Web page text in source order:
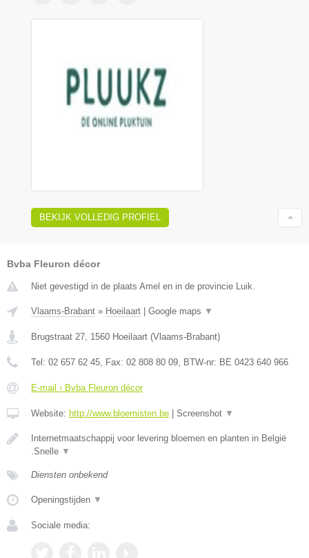
BEKIJK VOLLEDIG PROFIEL
Bvba Fleuron décor
Niet gevestigd in de plaats Amel en in de provincie Luik.
Vlaams-Brabant » Hoeilaart Google maps ▼
Brugstraat 27, 1560 Hoeilaart (Vlaams-Brabant)
Tel: 02 657 62 45, Fax: 02 808 80 09, BTW-nr: BE 0423 640 966
E-mail › Bvba Fleuron décor
Website: http://www.bloemisten.be Screenshot ▼
Internetmaatschappij voor levering bloemen en planten in België
.Snelle ▼
Diensten onbekend
Openingstijden ▼
Sociale media: